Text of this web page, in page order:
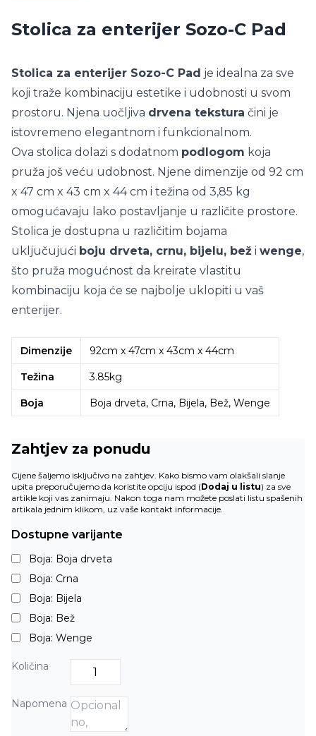
Stolica za enterijer Sozo-C Pad
Stolica za enterijer Sozo-C Pad je idealna za sve
koji traže kombinaciju estetike i udobnosti u svom
prostoru. Njena uočljiva drvena tekstura čini je
istovremeno elegantnom i funkcionalnom.
Ova stolica dolazi s dodatnom podlogom koja
pruža još veću udobnost. Njene dimenzije od 92 cm
x 47 cm x 43 cm x 44 cm i težina od 3,85 kg
omogućavaju lako postavljanje u različite prostore.
Stolica je dostupna u različitim bojama
uključujući boju drveta, crnu, bijelu, bež i wenge,
što pruža mogućnost da kreirate vlastitu
kombinaciju koja će se najbolje uklopiti u vaš
enterijer.
Dimenzije 92cm x 47cm x 43cm x 44cm
Težina 3.85kg
Boja Boja drveta, Crna, Bijela, Bež, Wenge
Zahtjev za ponudu
Cijene šaljemo isključivo na zahtjev. Kako bismo vam olakšali slanje
upita preporučujemo da koristite opciju ispod (Dodaj u listu) za sve
artikle koji vas zanimaju. Nakon toga nam možete poslati listu spašenih
artikala jednim klikom, uz vaše kontakt informacije.
Dostupne varijante
Boja: Boja drveta
Boja: Crna
Boja: Bijela
Boja: Bež
Boja: Wenge
Količina
Napomena